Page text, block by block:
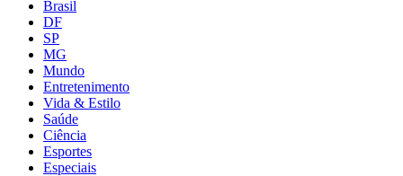
Brasil
DF
SP
MG
Mundo
Entretenimento
Vida & Estilo
Saúde
Ciência
Esportes
Especiais